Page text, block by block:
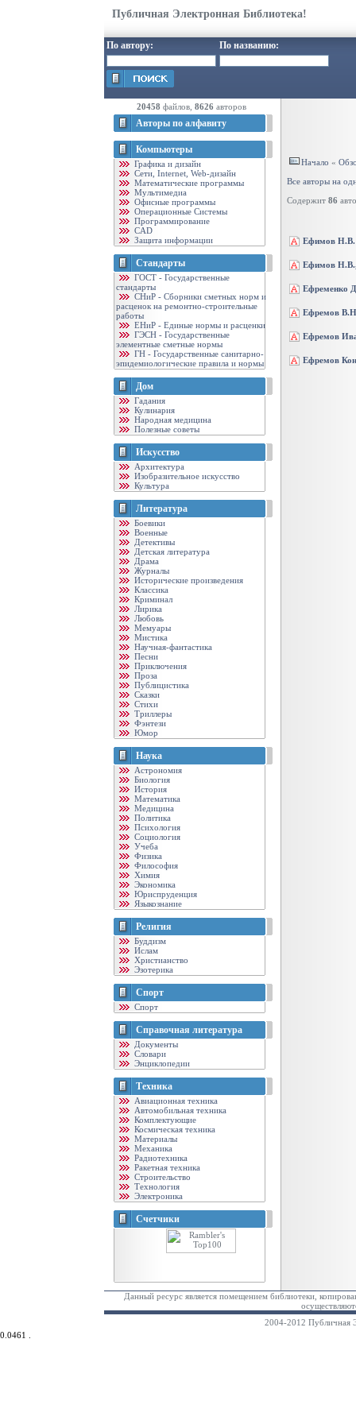
Публичная Электронная Библиотека!
По автору: По названию:
20458 файлов, 8626 авторов
Авторы по алфавиту
Компьютеры
Графика и дизайн
Cети, Internet, Web-дизайн
Математические программы
Мультимедиа
Офисные программы
Операционные Системы
Программирование
CAD
Защита информации
Стандарты
ГОСТ - Государственные
стандарты
CНиР - Сборники сметных норм и
расценок на ремонтно-строительные
работы
ЕНиР - Единые нормы и расценки
ГЭСН - Государственные
элементные сметные нормы
ГН - Государственные санитарно-
эпидемиологические правила и нормы
Дом
Гадания
Кулинария
Народная медицина
Полезные советы
Искусство
Архитектура
Изобразительное искусство
Культура
Литература
Боевики
Военные
Детективы
Детская литература
Драма
Журналы
Исторические произведения
Классика
Криминал
Лирика
Любовь
Мемуары
Мистика
Научная-фантастика
Песни
Приключения
Проза
Публицистика
Сказки
Стихи
Триллеры
Фэнтези
Юмор
Наука
Астрономия
Биология
История
Математика
Медицина
Политика
Психология
Социология
Учеба
Физика
Философия
Химия
Экономика
Юриспруденция
Языкознание
Религия
Буддизм
Ислам
Христианство
Эзотерика
Спорт
Спорт
Справочная литература
Документы
Словари
Энциклопедии
Техника
Авиационная техника
Автомобильная техника
Комплектующие
Космическая техника
Материалы
Механика
Радиотехника
Ракетная техника
Строительство
Технология
Электроника
Счетчики
Начало «
Все авторы на
Содержит 86
Ефимов Н.В.
Ефимов Н.В.,
Ефременко
Ефремов
Ефремов
Ефремов
Данный ресурс является помещением библиотеки,
2004-2012 Публичная
0.0461 .